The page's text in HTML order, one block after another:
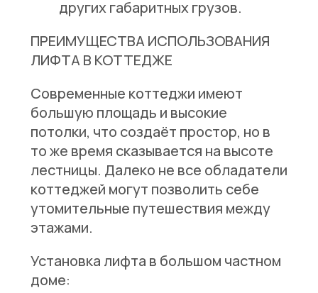
других габаритных грузов.
ПРЕИМУЩЕСТВА ИСПОЛЬЗОВАНИЯ
ЛИФТА В КОТТЕДЖЕ
Современные коттеджи имеют
большую площадь и высокие
потолки, что создаёт простор, но в
то же время сказывается на высоте
лестницы. Далеко не все обладатели
коттеджей могут позволить себе
утомительные путешествия между
этажами.
Установка лифта в большом частном
доме: